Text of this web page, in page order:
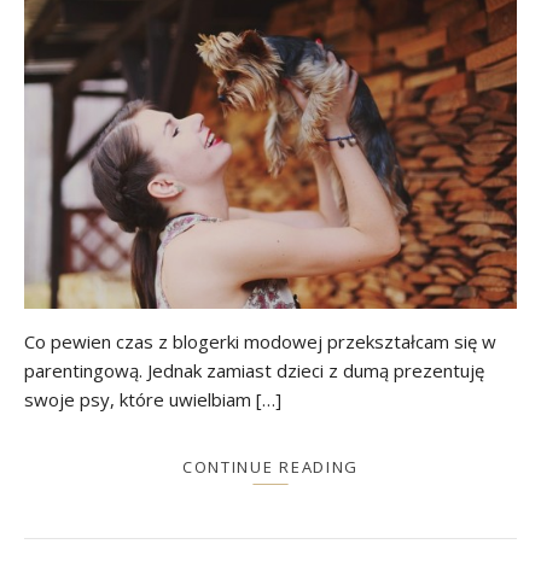
Co pewien czas z blogerki modowej przekształcam się w
parentingową. Jednak zamiast dzieci z dumą prezentuję
swoje psy, które uwielbiam […]
CONTINUE READING